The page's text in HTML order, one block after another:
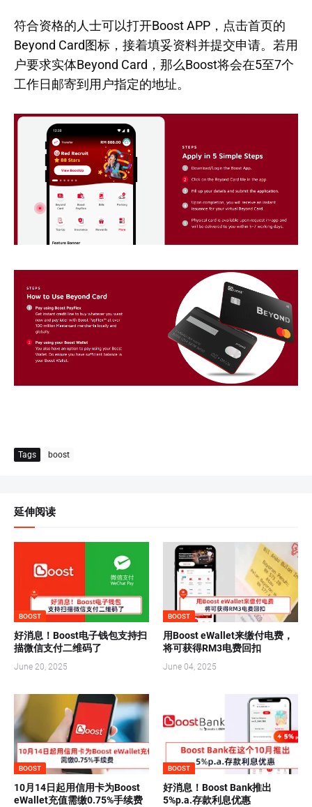
符合资格的人士可以打开Boost APP，点击首页的
Beyond Card图标，接着填妥资料并提交申请。若用
户要求实体Beyond Card，那么Boost将会在5至7个
工作日邮寄到用户指定的地址。
Tags boost
延伸阅读
BOOST
好消息！Boost电子钱包支持扫
描微信支付二维码了
June 20, 2025
BOOST
用Boost eWallet来缴付电费，
将可获得RM3电费回扣
June 04, 2025
BOOST
10月14日起用信用卡为Boost
eWallet充值需缴0.75%手续费
BOOST
好消息！Boost Bank推出
5%p.a.存款利息优惠